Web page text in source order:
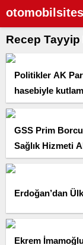
Recep
Politikler AK
hasebiyle
GSS Prim
Sağlık Hizmeti
Erdoğan’dan
Ekrem